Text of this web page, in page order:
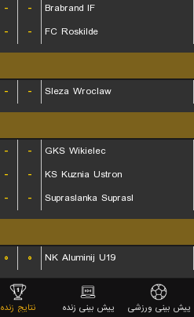
- -
Brabrand IF
- - FC Roskilde
- - Sleza Wroclaw
- -
GKS Wikielec
- -
KS Kuznia Ustron
- - Supraslanka Suprasl
۰ ۰ NK Aluminij U19
پیش بینی ورزشی پیش بینی زنده نتایج زنده